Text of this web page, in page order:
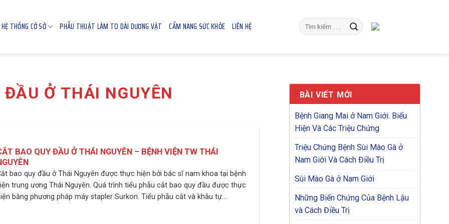
HỆ THỐNG CỞ SỞ PHẪU THUẬT LÀM TO DÀI DƯƠNG VẬT CẨM NANG SỨC KHỎE LIÊN HỆ
ĐẦU Ở THÁI NGUYÊN
BAO QUY ĐẦU Ở THÁI NGUYÊN – BỆNH VIỆN TW THÁI
bao quy đầu ở Thái Nguyên được thực hiện bởi bác sĩ nam khoa tại bệnh
trung ương Thái Nguyên. Quá trình tiểu phẫu cắt bao quy đầu được thực
bằng phương pháp máy stapler Surkon. Tiểu phẫu cắt và khâu tự...
BÀI VIẾT MỚI
Bệnh Giang Mai ở Nam Giới. Biểu
Hiện Và Các Triệu Chứng
Triệu Chứng Bệnh Sùi Mào Gà ở
Nam Giới Và Cách Điều Trị
Sùi Mào Gà ở Nam Giới
Những Biến Chứng Của Bệnh Lậu
và Cách Điều Trị